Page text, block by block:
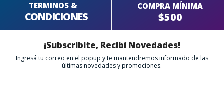
TERMINOS &
CONDICIONES
COMPRA MÍNIMA
$500
¡Subscribite, Recibí Novedades!
Ingresá tu correo en el popup y te mantendremos informado de las
últimas novedades y promociones.